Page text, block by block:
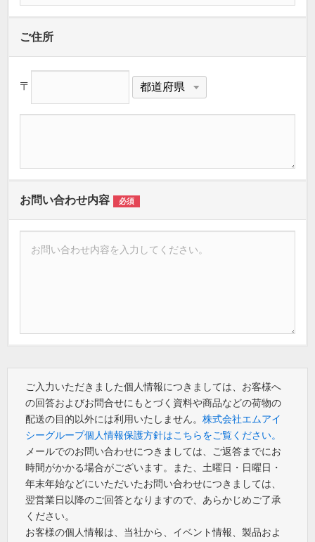
ご住所
〒
お問い合わせ内容 必須
ご入力いただきました個人情報につきましては、お客様へ
の回答およびお問合せにもとづく資料や商品などの荷物の
配送の目的以外には利用いたしません。 株式会社エムアイ
シーグループ個人情報保護方針はこちらをご覧ください。
メールでのお問い合わせにつきましては、ご返答までにお
時間がかかる場合がございます。また、土曜日・日曜日・
年末年始などにいただいたお問い合わせにつきましては、
翌営業日以降のご回答となりますので、あらかじめご了承
ください。
お客様の個人情報は、当社から、イベント情報、製品およ